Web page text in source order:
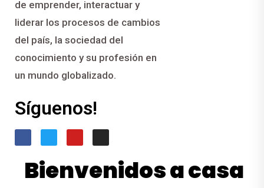
de emprender, interactuar y
liderar los procesos de cambios
del país, la sociedad del
conocimiento y su profesión en
un mundo globalizado.
Síguenos!
Bienvenidos a casa